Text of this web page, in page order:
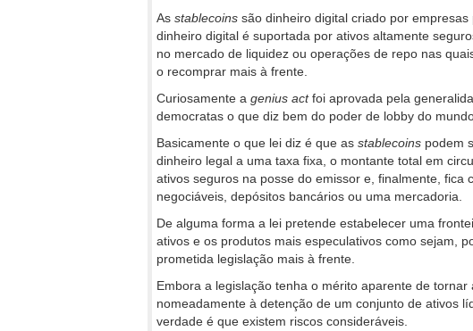
As stablecoins são dinheiro digital criado por
dinheiro digital é suportada por ativos altamente
no mercado de liquidez ou operações de repo nas
o recomprar mais à frente.
Curiosamente a genius actfoi aprovada pela
democratas o que diz bem do poder de lobby do
Basicamente o que lei diz é que as stablecoins podem
dinheiro legal a uma taxa fixa, o montante total em
ativos seguros na posse do emissor e, finalmente, fica
negociáveis, depósitos bancários ou uma mercadoria.
De alguma forma a lei pretende estabelecer uma
ativos e os produtos mais especulativos como sejam,
prometida legislação mais à frente.
Embora a legislação tenha o mérito aparente de tornar
nomeadamente à detenção de um conjunto de ativos
verdade é que existem riscos consideráveis.